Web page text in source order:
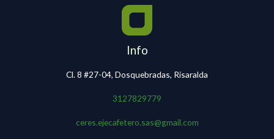
Info
Cl. 8 #27-04, Dosquebradas, Risaralda
3127829779
ceres.ejecafetero.sas@gmail.com